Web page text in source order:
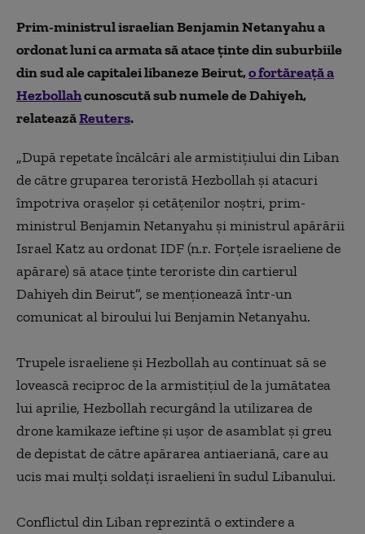
Prim-ministrul israelian Benjamin Netanyahu a
ordonat luni ca armata să atace ţinte din suburbiile
din sud ale capitalei libaneze Beirut,o fortăreaţă a
Hezbollahcunoscută sub numele de Dahiyeh,
relateazăReuters.
„După repetate încălcări ale armistiţiului din Liban
de către gruparea teroristă Hezbollah şi atacuri
împotriva oraşelor şi cetăţenilor noştri, prim-
ministrul Benjamin Netanyahu şi ministrul apărării
Israel Katz au ordonat IDF (n.r. Forţele israeliene de
apărare) să atace ţinte teroriste din cartierul
Dahiyeh din Beirut”, se menţionează într-un
comunicat al biroului lui Benjamin Netanyahu.
Trupele israeliene şi Hezbollah au continuat să se
lovească reciproc de la armistiţiul de la jumătatea
lui aprilie, Hezbollah recurgând la utilizarea de
drone kamikaze ieftine şi uşor de asamblat şi greu
de depistat de către apărarea antiaeriană, care au
ucis mai mulţi soldaţi israelieni în sudul Libanului.
Conflictul din Liban reprezintă o extindere a